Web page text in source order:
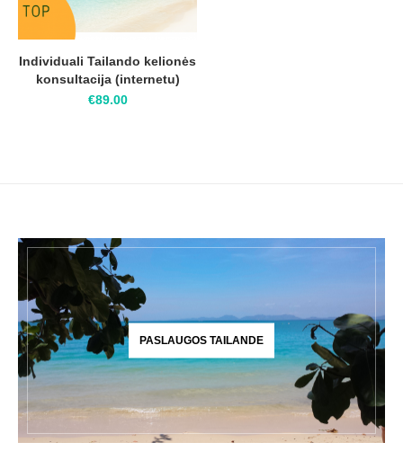
Individuali Tailando kelionės
konsultacija (internetu)
€89.00
PASLAUGOS TAILANDE